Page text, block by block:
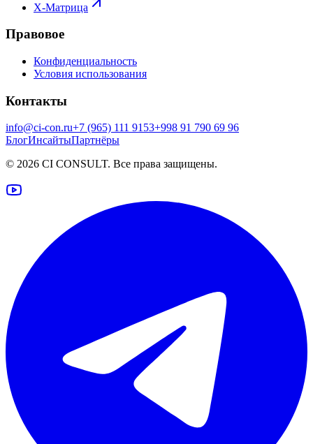
X-Матрица
Правовое
Конфиденциальность
Условия использования
Контакты
info@ci-con.ru+7 (965) 111 9153+998 91 790 69 96
БлогИнсайтыПартнёры
© 2026 CI CONSULT. Все права защищены.